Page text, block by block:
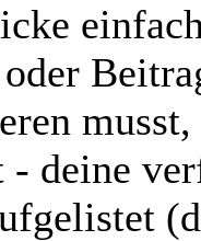
- deine